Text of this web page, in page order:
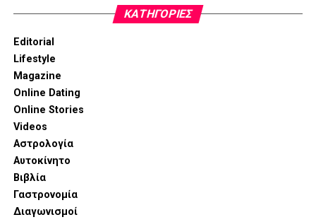
peg.mouzaki@gmail.com
KΑΤΗΓΟΡΊΕΣ
Editorial
Lifestyle
Magazine
Online Dating
Online Stories
Videos
Αστρολογία
Αυτοκίνητο
Βιβλία
Γαστρονομία
Διαγωνισμοί